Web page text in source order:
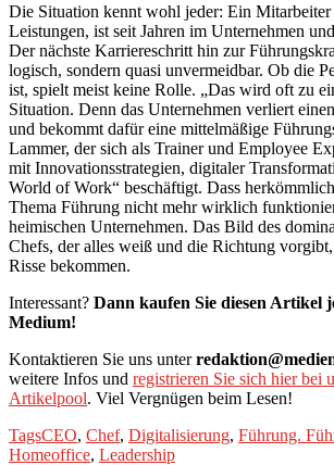
Die Situation kennt wohl jeder: Ein
Leistungen, ist seit Jahren im Unternehmen
Der nächste Karriereschritt hin zur
logisch, sondern quasi unvermeidbar. Ob die
ist, spielt meist keine Rolle. „Das wird oft zu
Situation. Denn das Unternehmen verliert
und bekommt dafür eine mittelmäßige
Lammer, der sich als Trainer und Employee
mit Innovationsstrategien, digitaler
World of Work“ beschäftigt. Dass
Thema Führung nicht mehr wirklich
heimischen Unternehmen. Das Bild des
Chefs, der alles weiß und die Richtung
Risse bekommen.
Interessant? Dann kaufen Sie diesen Artikel
Medium!
Kontaktieren Sie uns unter
weitere Infos und registrieren Sie sich hier bei
Artikelpool. Viel Vergnügen beim Lesen!
TagsCEO, Chef, Digitalisierung, Führung.
Homeoffice, Leadership